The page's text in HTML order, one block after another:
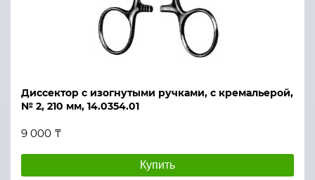
Диссектор с изогнутыми ручками, с кремальерой,
№ 2, 210 мм, 14.0354.01
9 000 ₸
Купить